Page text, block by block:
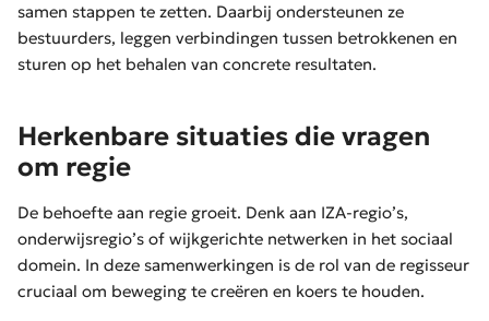
samen stappen te zetten. Daarbij ondersteunen ze
bestuurders, leggen verbindingen tussen betrokkenen en
sturen op het behalen van concrete resultaten.
Herkenbare situaties die vragen
om regie
De behoefte aan regie groeit. Denk aan IZA-regio’s,
onderwijsregio’s of wijkgerichte netwerken in het sociaal
domein. In deze samenwerkingen is de rol van de regisseur
cruciaal om beweging te creëren en koers te houden.